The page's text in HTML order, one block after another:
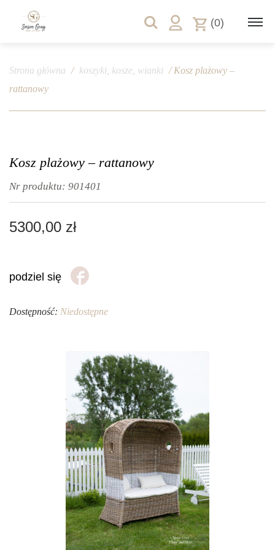
(0)
Strona główna / koszyki, kosze, wianki / Kosz plażowy –
rattanowy
Kosz plażowy – rattanowy
Nr produktu: 901401
5300,00 zł
podziel się
Dostępność: Niedostępne